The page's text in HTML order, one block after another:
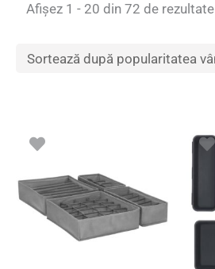
Afișez 1 - 20 din 72 de rezultate